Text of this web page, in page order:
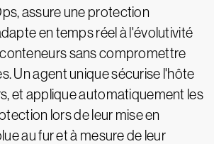
assure une protection
en temps réel à l'évolutivité
sans compromettre
Un agent unique sécurise l'hôte
et applique automatiquement les
lors de leur mise en
au fur et à mesure de leur